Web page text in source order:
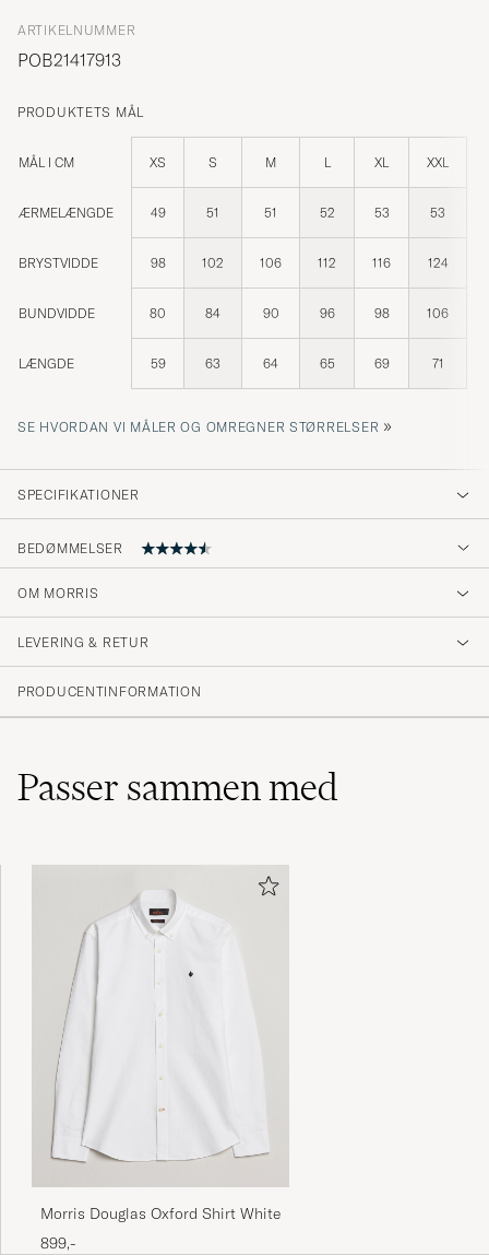
ARTIKELNUMMER
POB21417913
PRODUKTETS MÅL
MÅL I CM XS S M L XL XXL
ÆRMELÆNGDE 49 51 51 52 53 53
BRYSTVIDDE 98 102 106 112 116 124
BUNDVIDDE 80 84 90 96 98 106
LÆNGDE 59 63 64 65 69 71
SE HVORDAN VI MÅLER OG OMREGNER STØRRELSER »
SPECIFIKATIONER
BEDØMMELSER
4.9
(117)
(2)
Snygg men är något liten i stl.
KØBTE PÅ CAREOFCARL.SE
Fantastisk kvalitet
AASE S
Bra på alla sätt!
MAYA W KØBTE PÅ CAREOFCARL.SE
härlig kvalité, bra passform och snabb
OM MORRIS
LEVERING & RETUR
PRODUCENTINFORMATION
Passer sammen med
Morris Douglas Oxford Shirt White
899,-